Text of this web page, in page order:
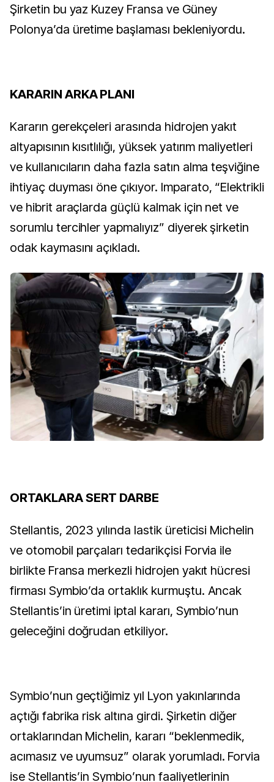
Şirketin bu yaz Kuzey Fransa ve Güney
Polonya’da üretime başlaması bekleniyordu.
KARARIN ARKA PLANI
Kararın gerekçeleri arasında hidrojen yakıt
altyapısının kısıtlılığı, yüksek yatırım maliyetleri
ve kullanıcıların daha fazla satın alma teşviğine
ihtiyaç duyması öne çıkıyor. Imparato, “Elektrikli
ve hibrit araçlarda güçlü kalmak için net ve
sorumlu tercihler yapmalıyız” diyerek şirketin
odak kaymasını açıkladı.
ORTAKLARA SERT DARBE
Stellantis, 2023 yılında lastik üreticisi Michelin
ve otomobil parçaları tedarikçisi Forvia ile
birlikte Fransa merkezli hidrojen yakıt hücresi
firması Symbio’da ortaklık kurmuştu. Ancak
Stellantis’in üretimi iptal kararı, Symbio’nun
geleceğini doğrudan etkiliyor.
Symbio’nun geçtiğimiz yıl Lyon yakınlarında
açtığı fabrika risk altına girdi. Şirketin diğer
ortaklarından Michelin, kararı “beklenmedik,
acımasız ve uyumsuz” olarak yorumladı. Forvia
ise Stellantis’in Symbio’nun faaliyetlerinin